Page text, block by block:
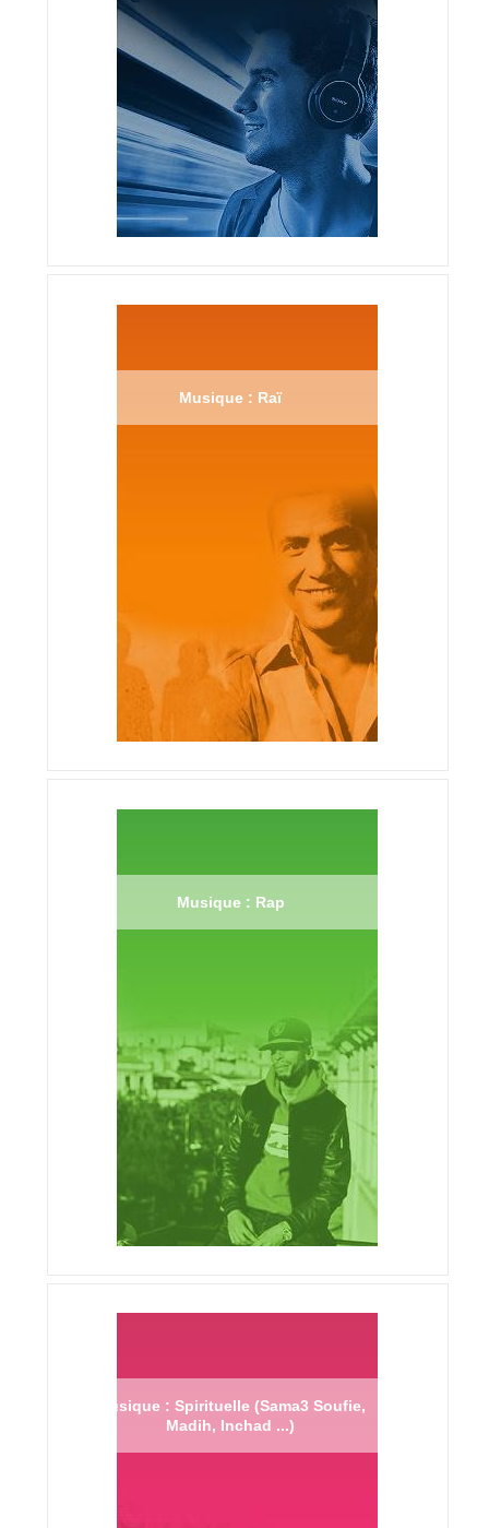
Musique : Raï
Musique : Rap
Musique : Spirituelle (Sama3 Soufie,
Madih, Inchad ...)